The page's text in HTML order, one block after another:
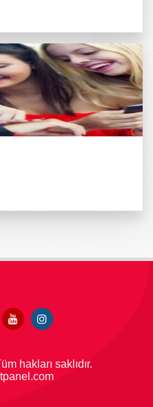
hakları saklıdır.